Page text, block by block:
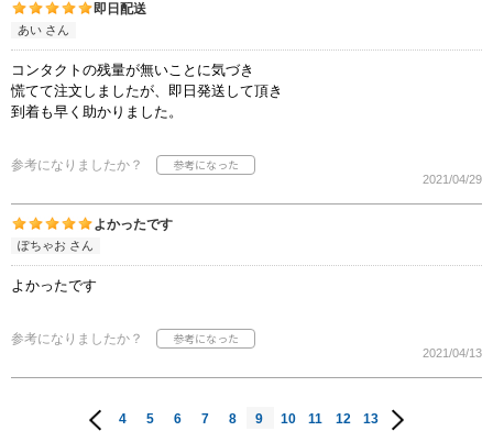
即日配送
あい さん
コンタクトの残量が無いことに気づき
慌てて注文しましたが、即日発送して頂き
到着も早く助かりました。
参考になりましたか？
2021/04/29
よかったです
ぽちゃお さん
よかったです
参考になりましたか？
2021/04/13
4 5 6 7 8 9 10 11 12 13